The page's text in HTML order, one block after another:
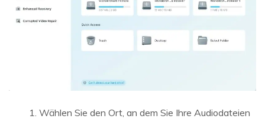
Wählen Sie den Ort, an dem Sie Ihre Audiodateien